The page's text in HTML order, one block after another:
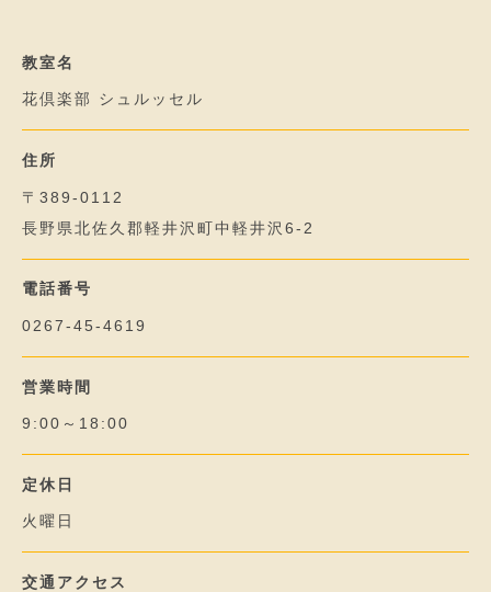
教室名
花倶楽部 シュルッセル
住所
〒389-0112
長野県北佐久郡軽井沢町中軽井沢6-2
電話番号
0267-45-4619
営業時間
9:00～18:00
定休日
火曜日
交通アクセス